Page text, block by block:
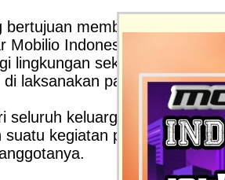
bertujuan membangun lagi
Mobilio Indonesia serta
lingkungan sekitar menjadi
di laksanakan pada tanggal
seluruh keluarga besar
suatu kegiatan positif yang